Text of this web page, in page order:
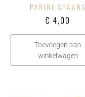
PANINI SPAANS
€ 4,00
Toevoegen aan
winkelwagen